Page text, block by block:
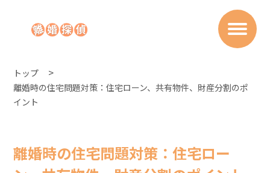
トップ
離婚時の住宅問題対策：住宅ローン、共有物件、財産分割のポ
イント
離婚時の住宅問題対策：住宅ロー